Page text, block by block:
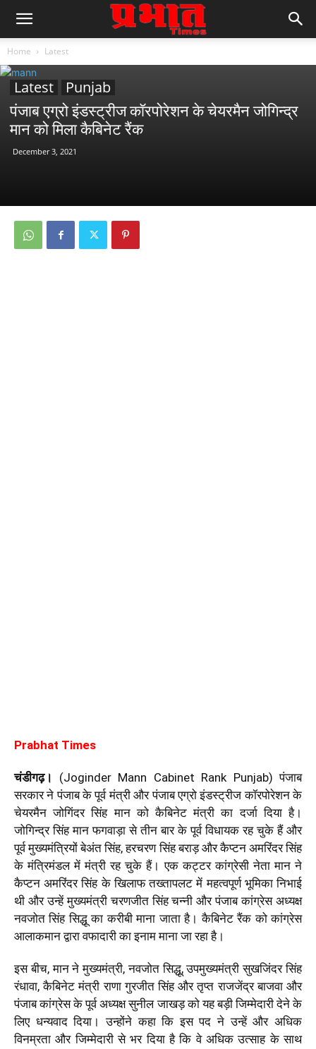
Home Latest
Latest Punjab
पंजाब एग्रो इंडस्ट्रीज कॉरपोरेशन के चेयरमैन जोगिन्द्र
मान को मिला कैबिनेट रैंक
December 3, 2021
Prabhat Times
चंडीगढ़। (Joginder Mann Cabinet Rank Punjab) पंजाब
सरकार ने पंजाब के पूर्व मंत्री और पंजाब एग्रो इंडस्ट्रीज कॉरपोरेशन के
चेयरमैन जोगिंदर सिंह मान को कैबिनेट मंत्री का दर्जा दिया है।
जोगिन्द्र सिंह मान फगवाड़ा से तीन बार के पूर्व विधायक रह चुके हैं और
पूर्व मुख्यमंत्रियों बेअंत सिंह, हरचरण सिंह बराड़ और कैप्टन अमरिंदर सिंह
के मंत्रिमंडल में मंत्री रह चुके हैं। एक कट्टर कांग्रेसी नेता मान ने
कैप्टन अमरिंदर सिंह के खिलाफ तख्तापलट में महत्वपूर्ण भूमिका निभाई
थी और उन्हें मुख्यमंत्री चरणजीत सिंह चन्नी और पंजाब कांग्रेस अध्यक्ष
नवजोत सिंह सिद्धू का करीबी माना जाता है। कैबिनेट रैंक को कांग्रेस
आलाकमान द्वारा वफादारी का इनाम माना जा रहा है।
इस बीच, मान ने मुख्यमंत्री, नवजोत सिद्धू, उपमुख्यमंत्री सुखजिंदर सिंह
रंधावा, कैबिनेट मंत्री राणा गुरजीत सिंह और तृप्त राजजेंद्र बाजवा और
पंजाब कांग्रेस के पूर्व अध्यक्ष सुनील जाखड़ को यह बड़ी जिम्मेदारी देने के
लिए धन्यवाद दिया। उन्होंने कहा कि इस पद ने उन्हें और अधिक
विनम्रता और जिम्मेदारी से भर दिया है कि वे अधिक उत्साह के साथ